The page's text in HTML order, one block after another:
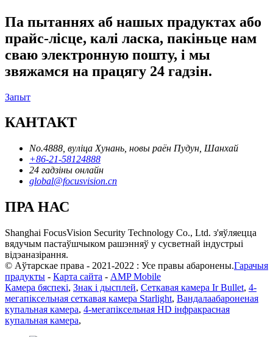
Па пытаннях аб нашых прадуктах або
прайс-лісце, калі ласка, пакіньце нам
сваю электронную пошту, і мы
звяжамся на працягу 24 гадзін.
Запыт
КАНТАКТ
No.4888, вуліца Хунань, новы раён Пудун, Шанхай
+86-21-58124888
24 гадзіны онлайн
global@focusvision.cn
ПРА НАС
Shanghai FocusVision Security Technology Co., Ltd. з'яўляецца
вядучым пастаўшчыком рашэнняў у сусветнай індустрыі
відэаназірання.
© Аўтарскае права - 2021-2022 : Усе правы абаронены.Гарачыя
прадукты - Карта сайта - AMP Mobile
Камера бяспекі, Знак і дысплей, Сеткавая камера Ir Bullet, 4-
мегапіксельная сеткавая камера Starlight, Вандалаабароненая
купальная камера, 4-мегапіксельная HD інфракрасная
купальная камера,